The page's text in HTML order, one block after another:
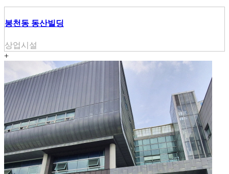
봉천동 동산빌딩
상업시설
+